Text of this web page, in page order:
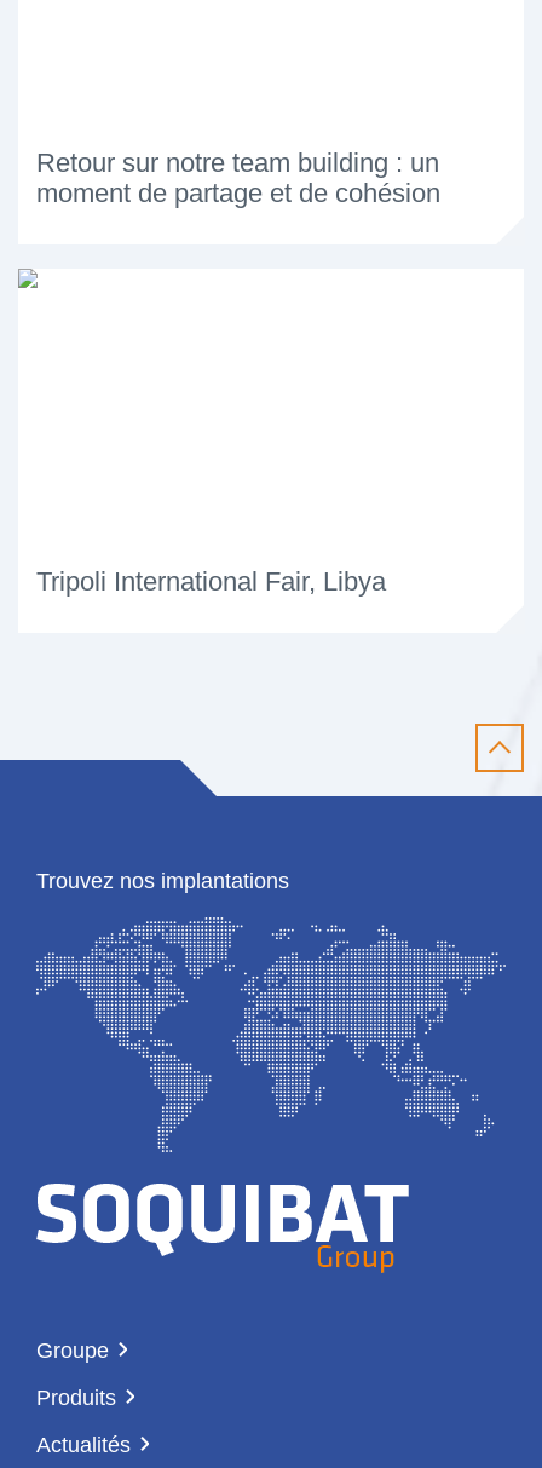
Retour sur notre team building : un
moment de partage et de cohésion
Tripoli International Fair, Libya
Trouvez nos implantations
Groupe
Produits
Actualités